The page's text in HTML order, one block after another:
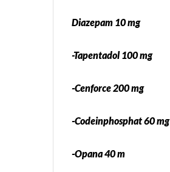
Diazepam 10 mg
-Tapentadol 100 mg
-Cenforce 200 mg
-Codeinphosphat 60 mg
-Opana 40 m